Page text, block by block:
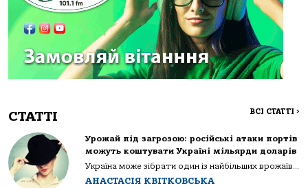
СТАТТІ ВСІ СТАТТІ >
Урожай під загрозою: російські атаки портів
можуть коштувати Україні мільярди доларів
Україна може зібрати один із найбільших врожаїв...
АНАСТАСІЯ КВІТКОВСЬКА